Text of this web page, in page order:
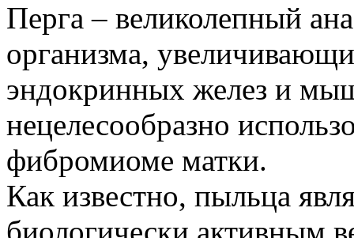
Перга – великолепный
организма,
эндокринных желез и
нецелесообразно
фибромиоме матки.
Как известно, пыльца